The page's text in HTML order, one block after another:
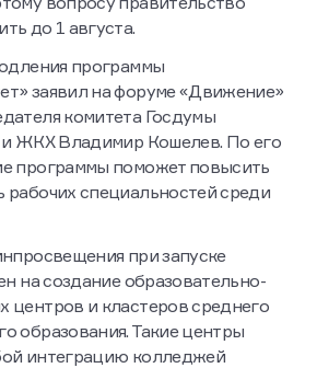
до 1 августа.
программы
заявил на форуме «Движение»
комитета Госдумы
и ЖКХ Владимир Кошелев. По его
программы поможет повысить
рабочих специальностей среди
при запуске
на создание образовательно-
центров и кластеров среднего
образования. Такие центры
интеграцию колледжей